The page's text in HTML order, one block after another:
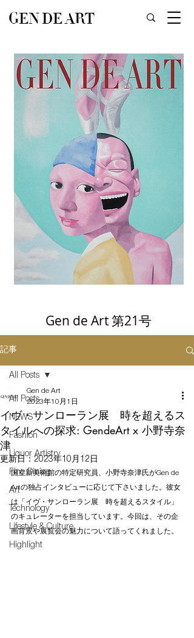
GEN DE ART
Gen de Art 第21号
記事
All Posts
NEWS
Fashion
Liquor Artistry
Fine Dining
Art
Technology
Lifestyle & Culture
Highlight
All Posts
イヴ・サンローラン展 時を超えるス
タイルへの探求: GendeArt x 小野寺奈
津
Gen de Art
2023年10月1日
更新日： 2023年10月12日
国立新美術館の特定研究員、小野寺奈津氏がGen de
Artの独占インタビューに応じて下さいました。彼女
は「イヴ・サンローラン展　時を超えるスタイル」
のキュレーターを担当しています。今回は、その企
画背景や展覧会の魅力について語ってくれました。